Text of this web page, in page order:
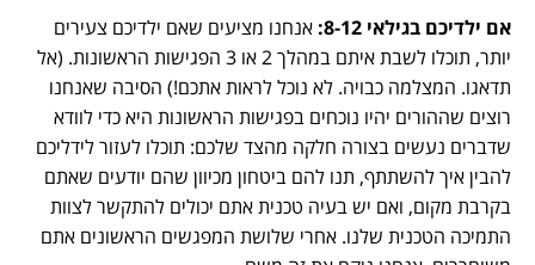
אם ילדיכם בגילאי 8-12:
אנחנו מציעים שאם ילדיכם צעירים
יותר, תוכלו לשבת איתם במהלך 2 או 3 הפגישות הראשונות. (אל
תדאגו. המצלמה כבויה. לא נוכל לראות אתכם!) הסיבה שאנחנו
רוצים שההורים יהיו נוכחים בפגישות הראשונות היא כדי לוודא
שדברים נעשים בצורה חלקה מהצד שלכם: תוכלו לעזור לידליכם
להבין איך להשתתף, תנו להם ביטחון מכיוון שהם יודעים שאתם
בקרבת מקום, ואם יש בעיה טכנית אתם יכולים להתקשר לצוות
התמיכה הטכנית שלנו. אחרי שלושת המפגשים הראשונים אתם